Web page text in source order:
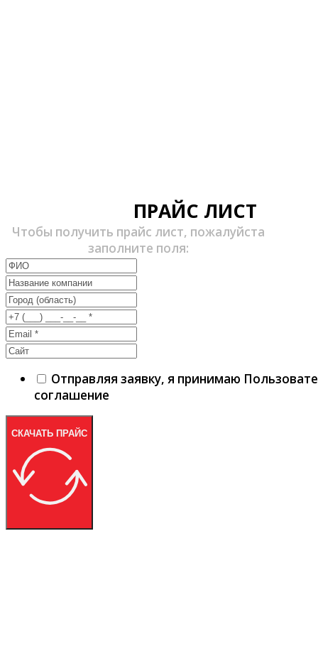
ПРАЙС ЛИСТ
Чтобы получить прайс лист, пожалуйста
заполните поля:
Отправляя заявку, я принимаю
соглашение
СКАЧАТЬ ПРАЙС